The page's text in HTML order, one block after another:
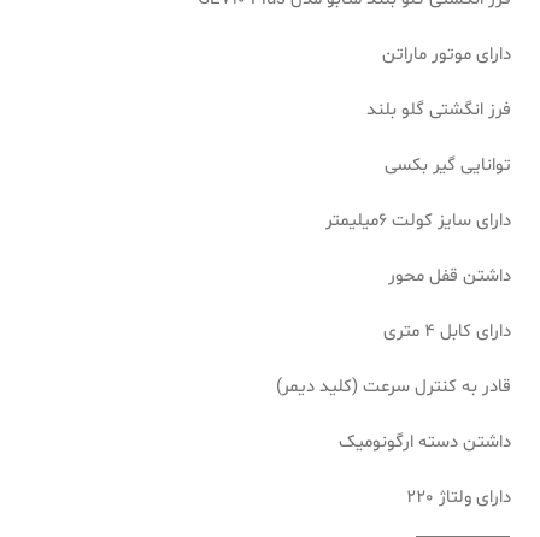
دارای موتور ماراتن
فرز انگشتی گلو بلند
توانایی گیر بکسی
دارای سایز کولت 6میلیمتر
داشتن قفل محور
دارای کابل 4 متری
قادر به کنترل سرعت (کلید دیمر)
داشتن دسته ارگونومیک
دارای ولتاژ 220